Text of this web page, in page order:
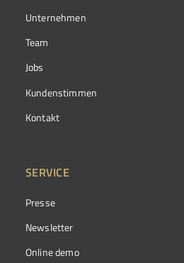
Unternehmen
Team
Jobs
Kundenstimmen
Kontakt
SERVICE
Presse
Newsletter
Online demo